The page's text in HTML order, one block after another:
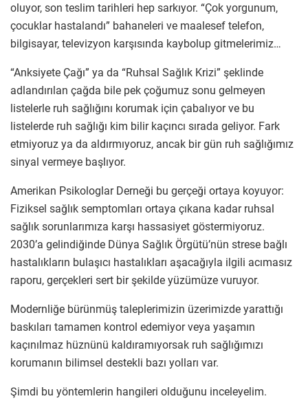
oluyor, son teslim tarihleri hep sarkıyor. “Çok yorgunum,
çocuklar hastalandı” bahaneleri ve maalesef telefon,
bilgisayar, televizyon karşısında kaybolup gitmelerimiz…
“Anksiyete Çağı” ya da “Ruhsal Sağlık Krizi” şeklinde
adlandırılan çağda bile pek çoğumuz sonu gelmeyen
listelerle ruh sağlığını korumak için çabalıyor ve bu
listelerde ruh sağlığı kim bilir kaçıncı sırada geliyor. Fark
etmiyoruz ya da aldırmıyoruz, ancak bir gün ruh sağlığımız
sinyal vermeye başlıyor.
Amerikan Psikologlar Derneği bu gerçeği ortaya koyuyor:
Fiziksel sağlık semptomları ortaya çıkana kadar ruhsal
sağlık sorunlarımıza karşı hassasiyet göstermiyoruz.
2030’a gelindiğinde Dünya Sağlık Örgütü’nün strese bağlı
hastalıkların bulaşıcı hastalıkları aşacağıyla ilgili acımasız
raporu, gerçekleri sert bir şekilde yüzümüze vuruyor.
Modernliğe bürünmüş taleplerimizin üzerimizde yarattığı
baskıları tamamen kontrol edemiyor veya yaşamın
kaçınılmaz hüznünü kaldıramıyorsak ruh sağlığımızı
korumanın bilimsel destekli bazı yolları var.
Şimdi bu yöntemlerin hangileri olduğunu inceleyelim.